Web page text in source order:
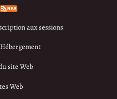
aux sessions
site Web
Web